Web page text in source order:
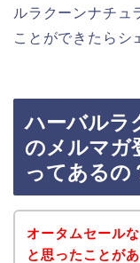
ルラクーンナチュ
ことができたらシ
ハーバルラ
のメルマガ
ってあるの
オータムセール
と思ったことが